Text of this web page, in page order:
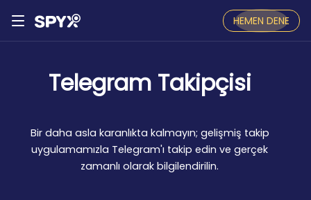
HEMEN DENE
Telegram Takipçisi
Bir daha asla karanlıkta kalmayın; gelişmiş takip
uygulamamızla Telegram'ı takip edin ve gerçek
zamanlı olarak bilgilendirilin.